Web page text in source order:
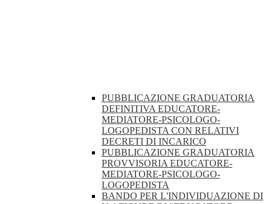
PUBBLICAZIONE GRADUATORIA
DEFINITIVA EDUCATORE-
MEDIATORE-PSICOLOGO-
LOGOPEDISTA CON RELATIVI
DECRETI DI INCARICO
PUBBLICAZIONE GRADUATORIA
PROVVISORIA EDUCATORE-
MEDIATORE-PSICOLOGO-
LOGOPEDISTA
BANDO PER L'INDIVIDUAZIONE DI